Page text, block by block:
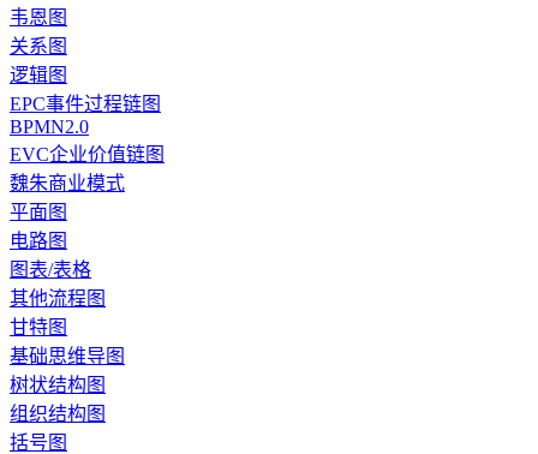
韦恩图
关系图
逻辑图
EPC事件过程链图
BPMN2.0
EVC企业价值链图
魏朱商业模式
平面图
电路图
图表/表格
其他流程图
甘特图
基础思维导图
树状结构图
组织结构图
括号图